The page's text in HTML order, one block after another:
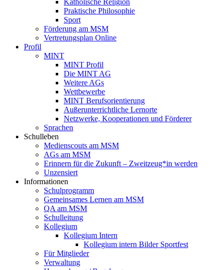
Praktische Philosophie
Sport
Förderung am MSM
Vertretungsplan Online
Profil
MINT
MINT Profil
Die MINT AG
Weitere AGs
Wettbewerbe
MINT Berufsorientierung
Außerunterrichtliche Lernorte
Netzwerke, Kooperationen und Förderer
Sprachen
Schulleben
Medienscouts am MSM
AGs am MSM
Erinnern für die Zukunft – Zweitzeug*in werden
Unzensiert
Informationen
Schulprogramm
Gemeinsames Lernen am MSM
QA am MSM
Schulleitung
Kollegium
Kollegium Intern
Kollegium intern Bilder Sportfest
Für Mitglieder
Verwaltung